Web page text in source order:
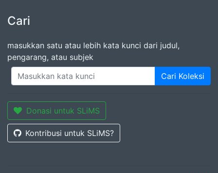
Cari
masukkan satu atau lebih kata kunci dari judul,
pengarang, atau subjek
Cari Koleksi
Donasi untuk SLiMS
Kontribusi untuk SLiMS?